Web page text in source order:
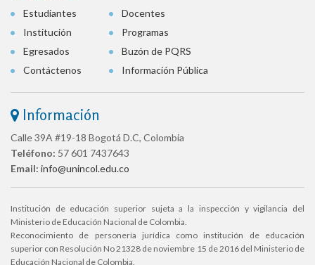
Estudiantes
Docentes
Institución
Programas
Egresados
Buzón de PQRS
Contáctenos
Información Pública
Información
Calle 39A #19-18 Bogotá D.C, Colombia
Teléfono: 57 601 7437643
Email: info@unincol.edu.co
Institución de educación superior sujeta a la inspección y vigilancia del
Ministerio de Educación Nacional de Colombia.
Reconocimiento de personería jurídica como institución de educación
superior con Resolución No 21328 de noviembre 15 de 2016 del Ministerio de
Educación Nacional de Colombia.